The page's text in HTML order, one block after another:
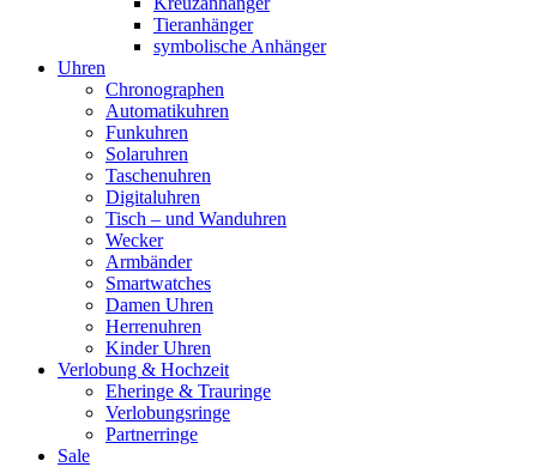
Tieranhänger
symbolische Anhänger
Uhren
Chronographen
Automatikuhren
Funkuhren
Solaruhren
Taschenuhren
Digitaluhren
Tisch – und Wanduhren
Wecker
Armbänder
Smartwatches
Damen Uhren
Herrenuhren
Kinder Uhren
Verlobung & Hochzeit
Eheringe & Trauringe
Verlobungsringe
Partnerringe
Sale